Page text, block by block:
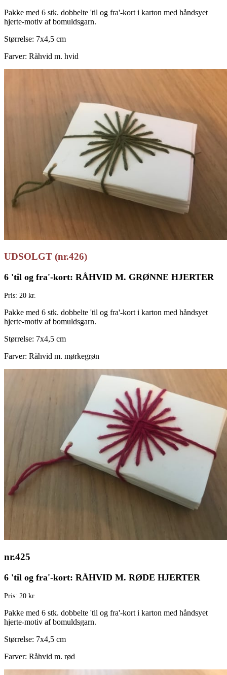
Pakke med 6 stk. dobbelte 'til og fra'-kort i karton med håndsyet
hjerte-motiv af bomuldsgarn.
Størrelse: 7x4,5 cm
Farver: Råhvid m. hvid
UDSOLGT (nr.426)
6 'til og fra'-kort: RÅHVID M. GRØNNE HJERTER
Pris: 20 kr.
Pakke med 6 stk. dobbelte 'til og fra'-kort i karton med håndsyet
hjerte-motiv af bomuldsgarn.
Størrelse: 7x4,5 cm
Farver: Råhvid m. mørkegrøn
nr.425
6 'til og fra'-kort: RÅHVID M. RØDE HJERTER
Pris: 20 kr.
Pakke med 6 stk. dobbelte 'til og fra'-kort i karton med håndsyet
hjerte-motiv af bomuldsgarn.
Størrelse: 7x4,5 cm
Farver: Råhvid m. rød